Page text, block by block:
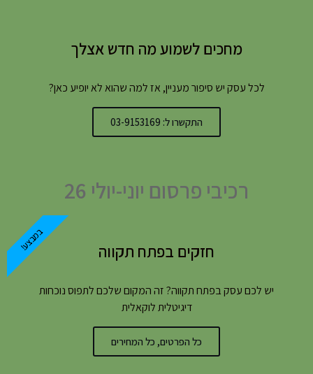
מחכים לשמוע מה חדש אצלך
לכל עסק יש סיפור מעניין, אז למה שהוא לא יופיע כאן?
התקשרו ל: 03-9153169
רכיבי פרסום יוני-יולי 26
חזקים בפתח תקווה
יש לכם עסק בפתח תקווה? זה המקום שלכם לתפוס נוכחות
דיגיטלית לוקאלית
כל הפרטים, כל המחירים
במבצע!